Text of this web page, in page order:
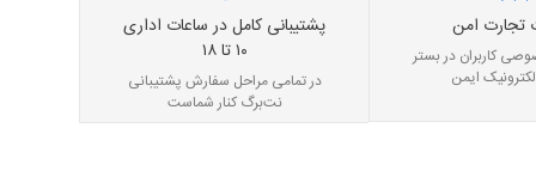
تجارت امن
کاربران در بستر
ایمن
پشتیبانی کامل در ساعات اداری
۱۰ تا ۱۸
در تمامی مراحل سفارش پشتیبانی
نت‌برگ کنار شماست